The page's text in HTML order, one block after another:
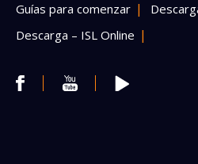
Guías para comenzar
Descarga – ISL Online